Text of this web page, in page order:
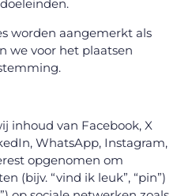
worden aangemerkt als
we voor het plaatsen
inhoud van Facebook, X
WhatsApp, Instagram,
opgenomen om
(bijv. “vind ik leuk”, “pin”)